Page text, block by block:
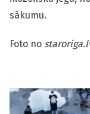
sākumu.
Foto no